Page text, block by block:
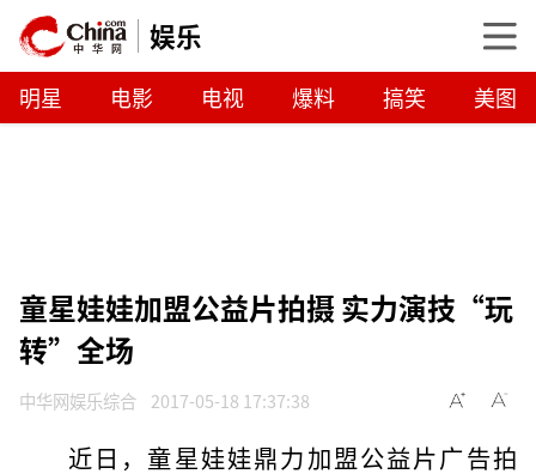
娱乐
明星 电影 电视 爆料 搞笑 美图
童星娃娃加盟公益片拍摄 实力演技“玩
转”全场
中华网娱乐综合 2017-05-18 17:37:38
近日，童星娃娃鼎力加盟公益片广告拍